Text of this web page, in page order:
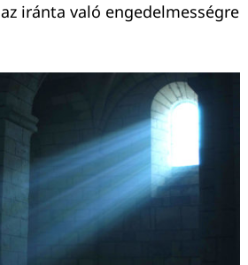
iránta való engedelmességre